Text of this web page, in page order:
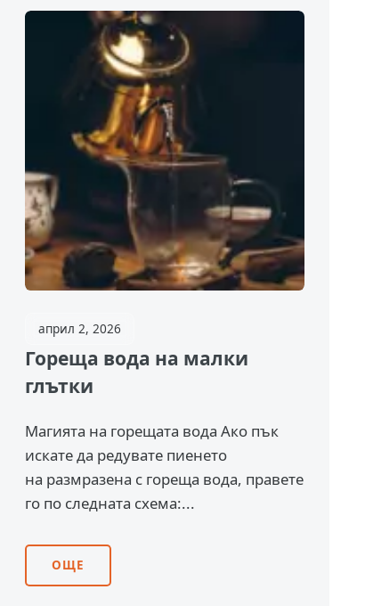
април 2, 2026
Гореща вода на малки
глътки
Магията на горещата вода Ако пък
искате да редувате пиенето
на размразена с гореща вода, правете
го по следната схема:...
ОЩЕ